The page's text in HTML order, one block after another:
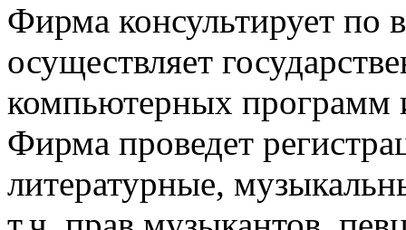
Фирма консультирует по
осуществляет
компьютерных
Фирма проведет
литературные,